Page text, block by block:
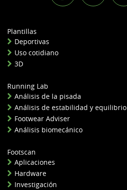
Plantillas
Deportivas
Uso cotidiano
3D
Running Lab
Análisis de la pisada
Análisis de estabilidad y equilibrio
Footwear Adviser
Análisis biomecánico
Footscan
Aplicaciones
Hardware
Investigación